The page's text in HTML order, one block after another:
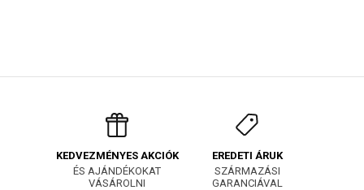
KEDVEZMÉNYES AKCIÓK
ÉS AJÁNDÉKOKAT
VÁSÁROLNI
EREDETI ÁRUK
SZÁRMAZÁSI
GARANCIÁVAL